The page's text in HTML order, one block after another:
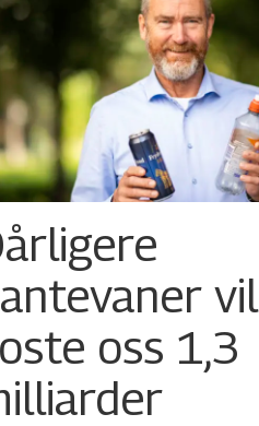
vil
oss 1,3